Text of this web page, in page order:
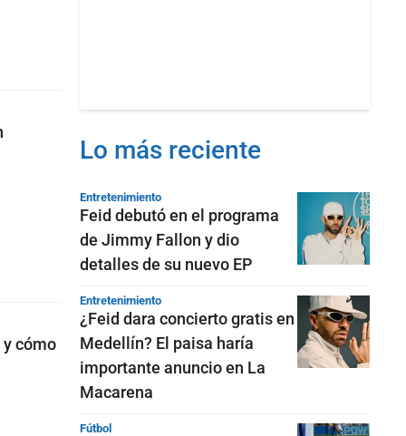
cómo
Lo más reciente
Entretenimiento
Feid debutó en el programa
de Jimmy Fallon y dio
detalles de su nuevo EP
Entretenimiento
¿Feid dara concierto gratis en
Medellín? El paisa haría
importante anuncio en La
Macarena
Fútbol